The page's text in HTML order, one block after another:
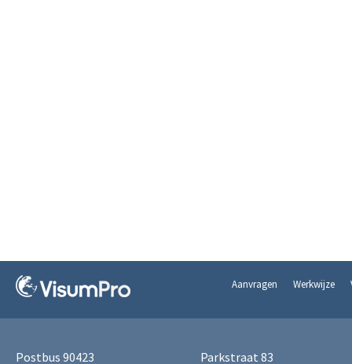
Aanvragen Werkwijze
Postbus 90423
Parkstraat 83